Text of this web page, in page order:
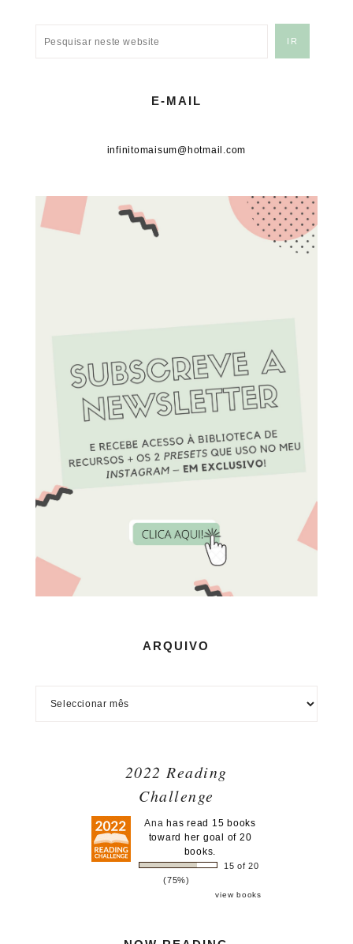
E-MAIL
infinitomaisum@hotmail.com
ARQUIVO
2022 Reading
Challenge
Ana has read 15 books
toward her goal of 20
books.
15 of 20
(75%)
view books